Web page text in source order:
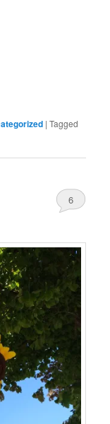
|Tagged
6